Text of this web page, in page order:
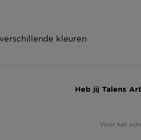
kleuren
Heb jij Talens
Voor het